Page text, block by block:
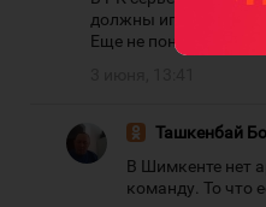
должны играть в ВХЛ
Еще не понятно,
Ташкенбай
В Шимкенте нет
команду. То что